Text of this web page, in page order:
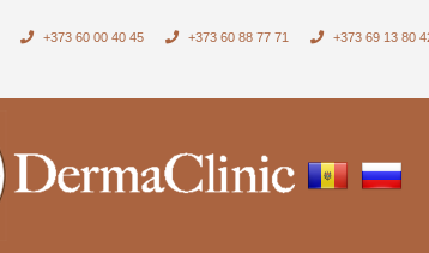
+373 60 00 40 45 +373 60 88 77 71 +373 69 13 80